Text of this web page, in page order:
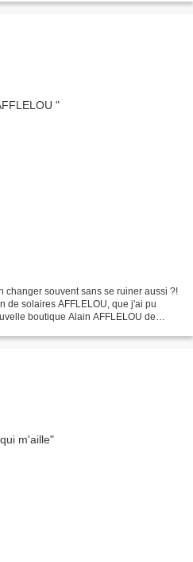
changer souvent sans se ruiner aussi ?!
de solaires AFFLELOU, que j'ai pu
boutique Alain AFFLELOU de